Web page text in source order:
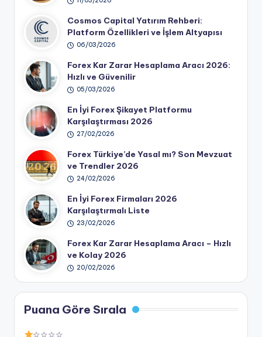
Cosmos Capital Yatırım Rehberi:
Platform Özellikleri ve İşlem Altyapısı
06/03/2026
Forex Kar Zarar Hesaplama Aracı 2026:
Hızlı ve Güvenilir
05/03/2026
En İyi Forex Şikayet Platformu
Karşılaştırması 2026
27/02/2026
Forex Türkiye’de Yasal mı? Son Mevzuat
ve Trendler 2026
24/02/2026
En İyi Forex Firmaları 2026
Karşılaştırmalı Liste
23/02/2026
Forex Kar Zarar Hesaplama Aracı – Hızlı
ve Kolay 2026
20/02/2026
Puana Göre Sırala
☆☆☆☆